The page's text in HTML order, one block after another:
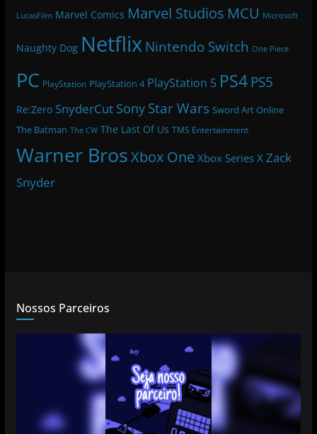
LucasFilm Marvel Comics Marvel Studios MCU Microsoft
Naughty Dog Netflix Nintendo Switch One Piece
PC PlayStation PlayStation 4 PlayStation 5 PS4 PS5
Re:Zero SnyderCut Sony Star Wars Sword Art Online
The Batman The CW The Last Of Us TMS Entertainment
Warner BrosXbox One Xbox Series X Zack
Snyder
Nossos Parceiros